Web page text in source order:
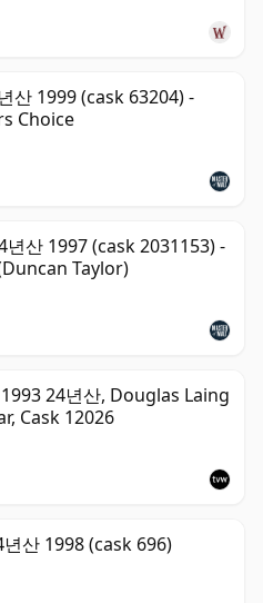
산 1999 (cask 63204) -
Choice
산 1997 (cask 2031153) -
Taylor)
24년산, Douglas Laing
Cask 12026
산 1998 (cask 696)